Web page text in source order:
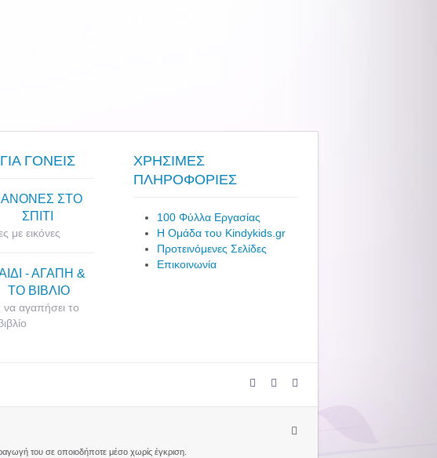
ΓΟΝΕΙΣ
ΣΤΟ
ΣΠΙΤΙ
με εικόνες
- ΑΓΑΠΗ &
ΤΟ ΒΙΒΛΙΟ
αγαπήσει το
ΧΡΗΣΙΜΕΣ
ΠΛΗΡΟΦΟΡΙΕΣ
100 Φύλλα Εργασίας
Η Ομάδα του Kindykids.gr
Προτεινόμενες Σελίδες
Επικοινωνία
του σε οποιοδήποτε μέσο χωρίς έγκριση.